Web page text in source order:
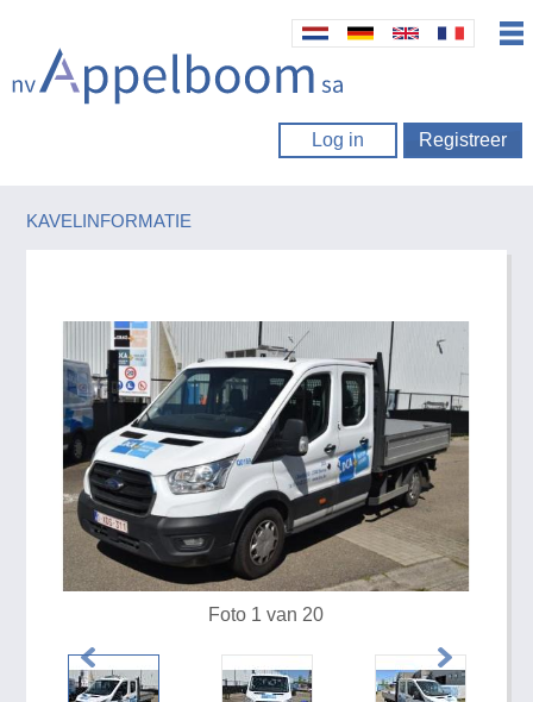
Log in Registreer
KAVELINFORMATIE
Foto 1 van 20